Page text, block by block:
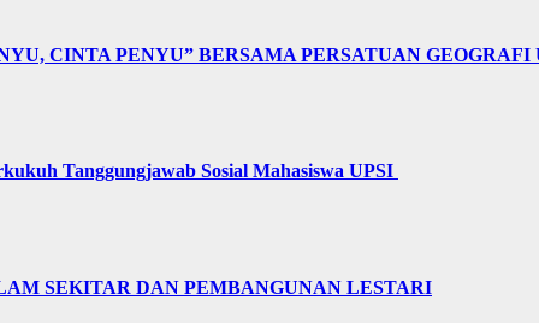
CINTA PENYU” BERSAMA PERSATUAN GEOGRAFI
Tanggungjawab Sosial Mahasiswa UPSI
SEKITAR DAN PEMBANGUNAN LESTARI